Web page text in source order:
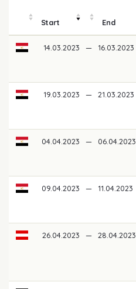
Start End
14.03.2023 — 16.03.2023
19.03.2023 — 21.03.2023
04.04.2023 — 06.04.2023
09.04.2023 — 11.04.2023
26.04.2023 — 28.04.2023